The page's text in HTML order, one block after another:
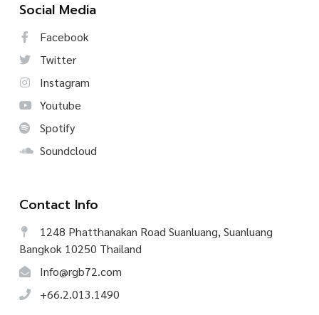
Social Media
Facebook
Twitter
Instagram
Youtube
Spotify
Soundcloud
Contact Info
1248 Phatthanakan Road Suanluang, Suanluang
Bangkok 10250 Thailand
Info@rgb72.com
+66.2.013.1490